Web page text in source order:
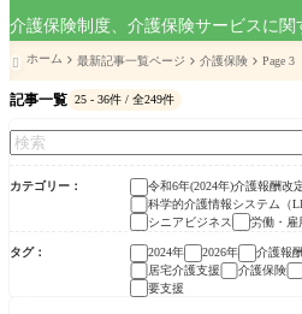
介護保険制度、介護保険サービスに
 ホーム 最新記事一覧ページ 介護保険 Page 3
記事一覧 25 - 36件 / 全249件
カテゴリー 令和6年(2024年)介護報酬改
科学的介護情報システム（
シニアビジネス
労働・雇
タグ 2024年 2026年 介護報
居宅介護支援
介護保険
要支援